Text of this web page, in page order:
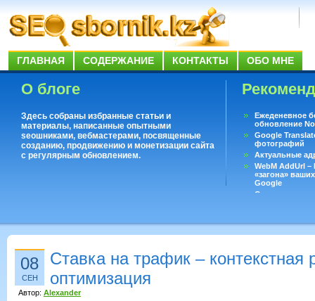
ГЛАВНАЯ СОДЕРЖАНИЕ КОНТАКТЫ ОБО МНЕ
О блоге
Здесь собраны избранные статьи и
материалы, написанные опытными
seoшниками, вебмастерами, посвященные
созданию, продвижению и монетизации сайта
с регулярным обновлением.
Ежеденевное
обновление
Google
фотографий
Актуальные
WebM AddUrl
«загона»
Google
Существует
08
СЕН
Ставка на трафик – контекстная
оптимизация
Автор: Alexander